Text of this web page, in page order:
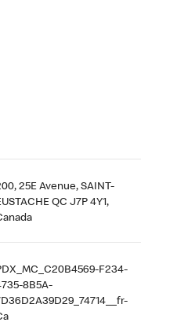
25E Avenue, SAINT-
QC J7P 4Y1,
F234-
8B5A-